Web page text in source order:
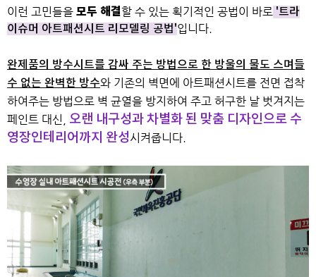
이런 고민들을 모두 해결할 수 있는 획기적인 공법이 바로 '트라
이슈머 아트패션시트 리모델링 공법'입니다.
완제품의 방수시트를 감싸 주는 방법으로 한 방울의 물도 스며들
수 없는 완벽한 방수와 기존의 벽면에 아트패션시트를 전면 접착
하여주는 방법으로 벽 균열을 방지하여 주고 허구한 날 벗겨지는
페인트 대신, 오랜 내구성과 차별화 된 맞춤 디자인으로 수
영장인테리어까지 완성시켜줍니다.